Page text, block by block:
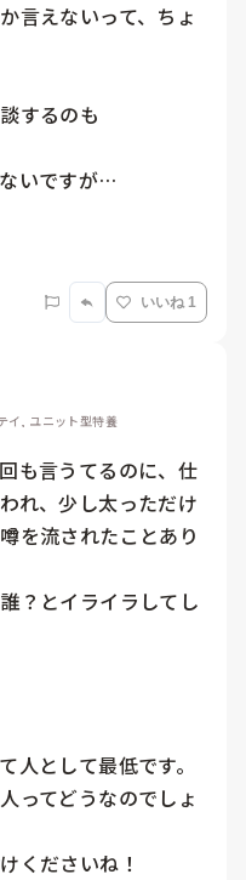
言えないって、ちょ
するのも
いですが…
いいね 1
イ, ユニット型特養
も言うてるのに、仕
れ、少し太っただけ
を流されたことあり
？とイライラしてし
人として最低です。
ってどうなのでしょ
くださいね！